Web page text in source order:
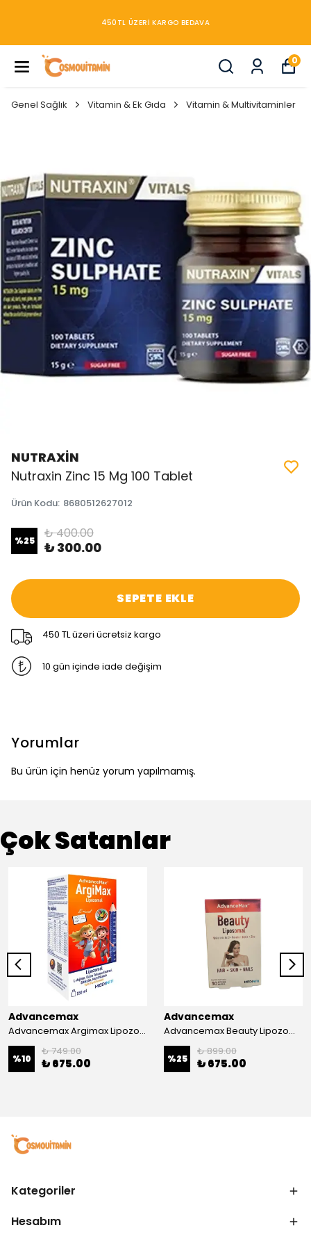
450TL ÜZERİ KARGO BEDAVA
0
Genel Sağlık Vitamin & Ek Gıda Vitamin & Multivitaminler
NUTRAXİN
Nutraxin Zinc 15 Mg 100 Tablet
Ürün Kodu: 8680512627012
%25 ₺ 400.00
₺ 300.00
SEPETE EKLE
450 TL üzeri ücretsiz kargo
10 gün içinde iade değişim
Yorumlar
Bu ürün için henüz yorum yapılmamış.
Çok Satanlar
Advancemax
Advancemax Argimax Lipozomal Sıvı 150 ml 8684375607587
%10
₺ 749.00
₺ 675.00
Advancemax
Advancemax Beauty Lipozomal Hyalüronik Asit Keratin Biotin Zn 30 Kapsül 8684375607556
%25
₺ 899.00
₺ 675.00
Kategoriler
Hesabım